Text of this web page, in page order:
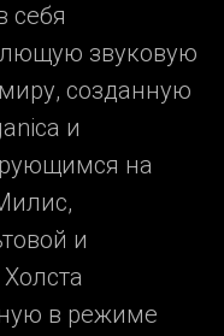
себя
звуковую
созданную
и
на
и
в режиме